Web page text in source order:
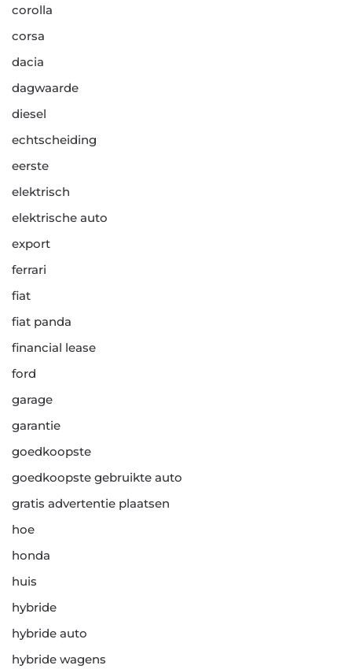
corolla
corsa
dacia
dagwaarde
diesel
echtscheiding
eerste
elektrisch
elektrische auto
export
ferrari
fiat
fiat panda
financial lease
ford
garage
garantie
goedkoopste
goedkoopste gebruikte auto
gratis advertentie plaatsen
hoe
honda
huis
hybride
hybride auto
hybride wagens